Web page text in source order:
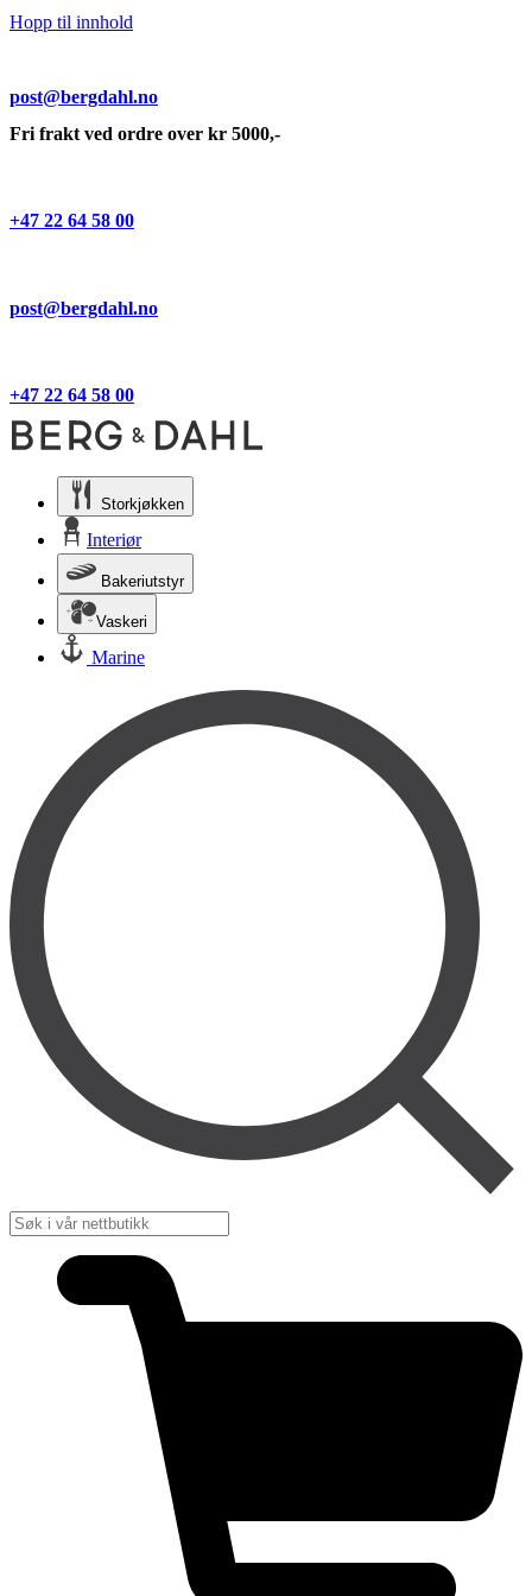
Hopp til innhold
post@bergdahl.no
Fri frakt ved ordre over kr 5000,-
+47 22 64 58 00
post@bergdahl.no
+47 22 64 58 00
Storkjøkken
Interiør
Bakeriutstyr
Vaskeri
Marine